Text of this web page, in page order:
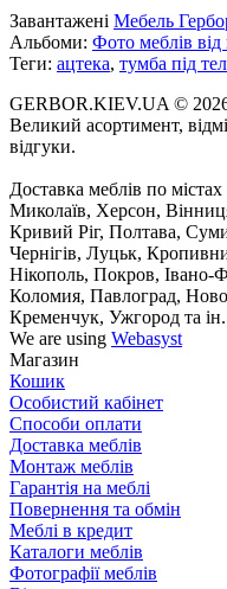
Завантажені Мебель
Альбоми: Фото меблів
Теги: ацтека, тумба під
GERBOR.KIEV.UA ©
Великий асортимент,
відгуки.
Доставка меблів по
Миколаїв, Херсон,
Кривий Ріг, Полтава,
Чернігів, Луцьк,
Нікополь, Покров, Івано-
Коломия, Павлоград,
Кременчук, Ужгород та
We are using Webasyst
Магазин
Кошик
Особистий кабінет
Способи оплати
Доставка меблів
Монтаж меблів
Гарантія на меблі
Повернення та обмін
Меблі в кредит
Каталоги меблів
Фотографії меблів